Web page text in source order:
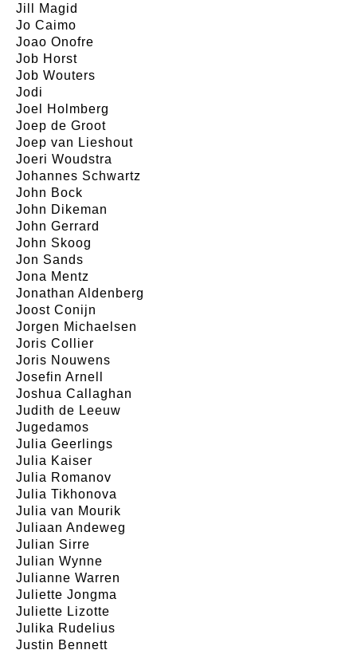
Jill Magid
Jo Caimo
Joao Onofre
Job Horst
Job Wouters
Jodi
Joel Holmberg
Joep de Groot
Joep van Lieshout
Joeri Woudstra
Johannes Schwartz
John Bock
John Dikeman
John Gerrard
John Skoog
Jon Sands
Jona Mentz
Jonathan Aldenberg
Joost Conijn
Jorgen Michaelsen
Joris Collier
Joris Nouwens
Josefin Arnell
Joshua Callaghan
Judith de Leeuw
Jugedamos
Julia Geerlings
Julia Kaiser
Julia Romanov
Julia Tikhonova
Julia van Mourik
Juliaan Andeweg
Julian Sirre
Julian Wynne
Julianne Warren
Juliette Jongma
Juliette Lizotte
Julika Rudelius
Justin Bennett